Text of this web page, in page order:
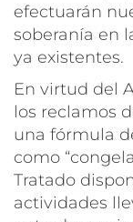
efectuarán
soberanía en
ya existentes.
En virtud del
los reclamos
una fórmula
como
Tratado
actividades